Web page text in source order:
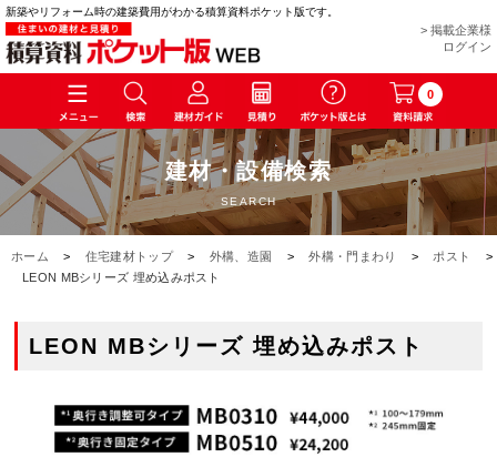
新築やリフォーム時の建築費用がわかる積算資料ポケット版です。
> 掲載企業様
ログイン
0
建材・設備検索
SEARCH
ホーム > 住宅建材トップ > 外構、造園 > 外構・門まわり > ポスト
>
LEON MBシリーズ 埋め込みポスト
LEON MBシリーズ 埋め込みポスト